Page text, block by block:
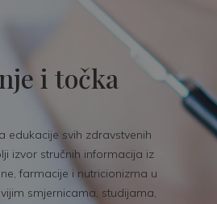
i točka
edukacije svih zdravstvenih
izvor stručnih informacija iz
farmacije i nutricionizma u
smjernicama, studijama,